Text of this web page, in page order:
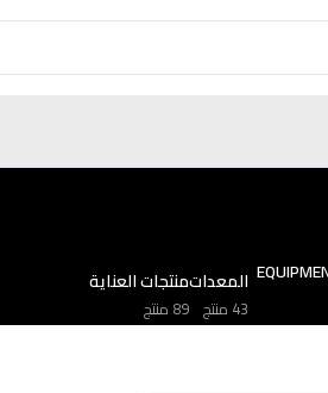
المعدات
43 منتج
منتجات العناية
89 منتج